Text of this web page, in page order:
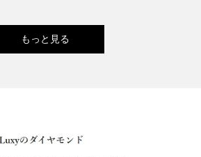
もっと見る